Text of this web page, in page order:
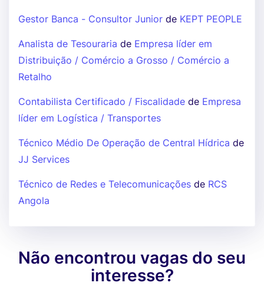
Gestor Banca - Consultor Junior de KEPT PEOPLE
Analista de Tesouraria de Empresa líder em
Distribuição / Comércio a Grosso / Comércio a
Retalho
Contabilista Certificado / Fiscalidade de Empresa
líder em Logística / Transportes
Técnico Médio De Operação de Central Hídrica de
JJ Services
Técnico de Redes e Telecomunicações de RCS
Angola
Não encontrou vagas do seu
interesse?